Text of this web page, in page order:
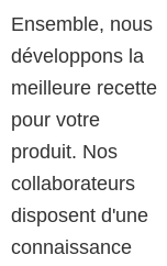
Ensemble, nous
développons la
meilleure recette
pour votre
produit. Nos
collaborateurs
disposent d'une
connaissance